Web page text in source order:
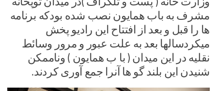
مشرف به باب همایون نصب شده بودکه برنامه
ها را قبل و بعد از افتتاح این رادیو پخش
میکردسالها بعد به علت عبور و مرور وسائط
نقلیه در این میدان ( با ب همایون ) وناممکن
شنیدن این بلند گو ها آنرا جمع آوری کردند.